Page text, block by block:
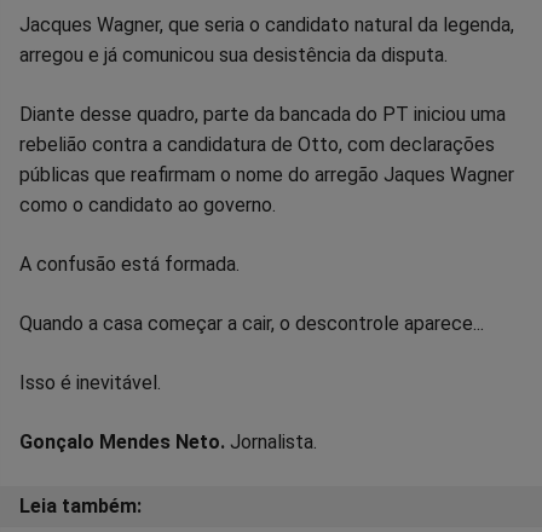
Jacques Wagner, que seria o candidato natural da legenda,
arregou e já comunicou sua desistência da disputa.
Diante desse quadro, parte da bancada do PT iniciou uma
rebelião contra a candidatura de Otto, com declarações
públicas que reafirmam o nome do arregão Jaques Wagner
como o candidato ao governo.
A confusão está formada.
Quando a casa começar a cair, o descontrole aparece...
Isso é inevitável.
Gonçalo Mendes Neto. Jornalista.